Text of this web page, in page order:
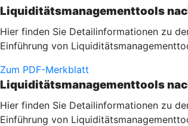
Liquiditätsmanagementtools
Hier finden Sie Detailinformationen zu
Einführung von
Zum PDF-Merkblatt
Liquiditätsmanagementtools
Hier finden Sie Detailinformationen zu
Einführung von